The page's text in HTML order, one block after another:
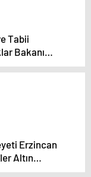
Tabii
Bakanı
Bayraktar,
dünya
Erzincan
Altın
Ziyaret Etti